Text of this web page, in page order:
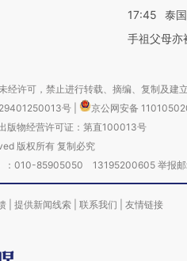
17:45
泰
手祖父母亦
许可，禁止进行转载、摘编、复制及建立
号
京公网安备
版物经营许可证：第直100013号
版权所有 复制必究
：010-85905050 13195200605 举报
提供新闻线索 联系我们 友情链接